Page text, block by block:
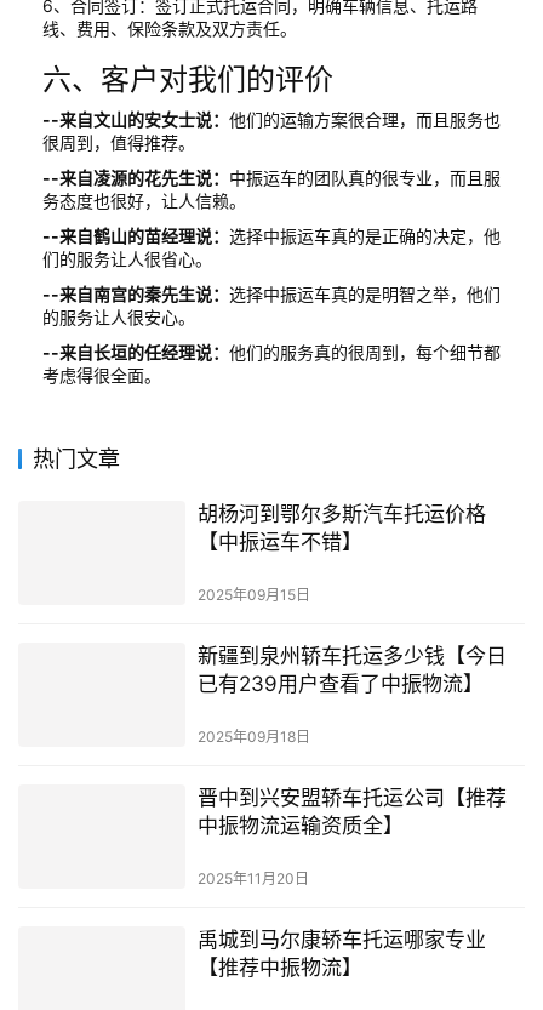
6、合同签订：签订正式托运合同，明确车辆信息、托运路
线、费用、保险条款及双方责任。
六、客户对我们的评价
--来自文山的安女士说： 他们的运输方案很合理，而且服务也
很周到，值得推荐。
--来自凌源的花先生说： 中振运车的团队真的很专业，而且服
务态度也很好，让人信赖。
--来自鹤山的苗经理说： 选择中振运车真的是正确的决定，他
们的服务让人很省心。
--来自南宫的秦先生说： 选择中振运车真的是明智之举，他们
的服务让人很安心。
--来自长垣的任经理说： 他们的服务真的很周到，每个细节都
考虑得很全面。
热门文章
胡杨河到鄂尔多斯汽车托运价格
【中振运车不错】
2025年09月15日
新疆到泉州轿车托运多少钱【今日
已有239用户查看了中振物流】
2025年09月18日
晋中到兴安盟轿车托运公司【推荐
中振物流运输资质全】
2025年11月20日
禹城到马尔康轿车托运哪家专业
【推荐中振物流】